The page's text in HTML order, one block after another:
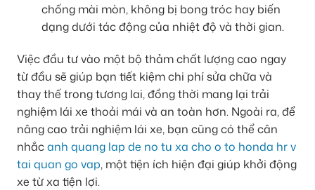
chống mài mòn, không bị bong tróc hay biến
dạng dưới tác động của nhiệt độ và thời gian.
Việc đầu tư vào một bộ thảm chất lượng cao ngay
từ đầu sẽ giúp bạn tiết kiệm chi phí sửa chữa và
thay thế trong tương lai, đồng thời mang lại trải
nghiệm lái xe thoải mái và an toàn hơn. Ngoài ra, để
nâng cao trải nghiệm lái xe, bạn cũng có thể cân
nhắcanh quang lap de no tu xa cho o to honda hr v
tai quan go vap, một tiện ích hiện đại giúp khởi động
xe từ xa tiện lợi.